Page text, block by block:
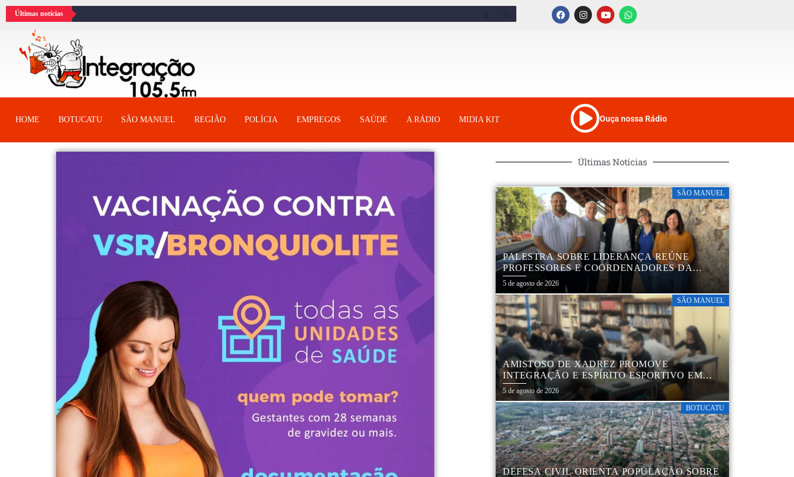
Últimas notícias
HOME BOTUCATU SÂO MANUEL REGIÃO POLÍCIA EMPREGOS SAÚDE A RÁDIO MIDIA KIT Ouça nossa Rádio
Últimas Notícias
SÃO MANUEL
PALESTRA SOBRE LIDERANÇA REÚNE
PROFESSORES E COORDENADORES DA
REDE MUNICIPAL
5 de agosto de 2026
SÃO MANUEL
AMISTOSO DE XADREZ PROMOVE
INTEGRAÇÃO E ESPÍRITO ESPORTIVO EM
SÃO MANUEL
5 de agosto de 2026
BOTUCATU
DEFESA CIVIL ORIENTA POPULAÇÃO SOBRE